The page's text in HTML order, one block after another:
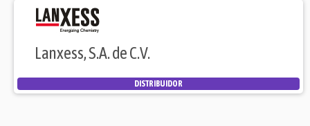
Lanxess, S.A. de C.V.
DISTRIBUIDOR